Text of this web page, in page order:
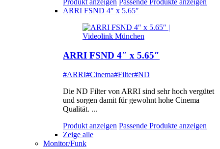
Produkt anzeigen Passende Produkte anzeigen
ARRI FSND 4″ x 5.65″
ARRI FSND 4″ x 5.65″
#ARRI#Cinema#Filter#ND
Die ND Filter von ARRI sind sehr hoch vergütet
und sorgen damit für gewohnt hohe Cinema
Qualität. ...
Produkt anzeigen Passende Produkte anzeigen
Zeige alle
Monitor/Funk